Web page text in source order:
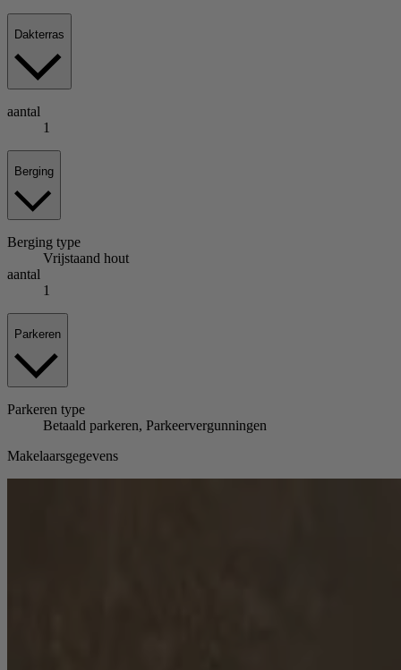
Dakterras
aantal
1
Berging
Berging type
Vrijstaand hout
aantal
1
Parkeren
Parkeren type
Betaald parkeren, Parkeervergunningen
Makelaarsgegevens